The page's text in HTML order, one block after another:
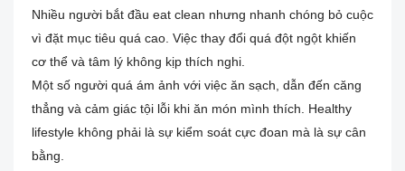
Nhiều người bắt đầu eat clean nhưng nhanh chóng bỏ cuộc
vì đặt mục tiêu quá cao. Việc thay đổi quá đột ngột khiến
cơ thể và tâm lý không kịp thích nghi.
Một số người quá ám ảnh với việc ăn sạch, dẫn đến căng
thẳng và cảm giác tội lỗi khi ăn món mình thích. Healthy
lifestyle không phải là sự kiểm soát cực đoan mà là sự cân
bằng.